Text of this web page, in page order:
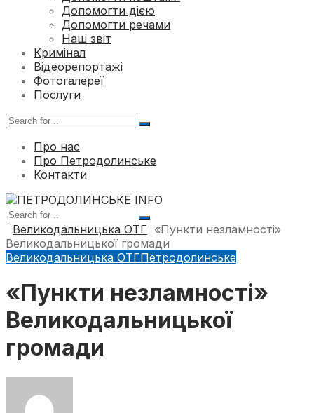
Допомогти дією
Допомогти речами
Наш звіт
Кримінал
Відеорепортажі
Фотогалереї
Послуги
Про нас
Про Петродолинське
Контакти
Великодальницька ОТГ «Пункти незламності»
Великодальницької громади
Великодальницька ОТГПетродолинське
«Пункти незламності»
Великодальницької
громади